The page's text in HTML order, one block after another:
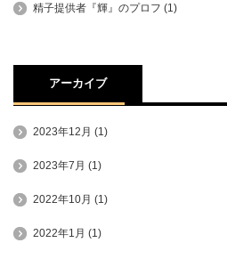
精子提供者『輝』のプロフ (1)
アーカイブ
2023年12月 (1)
2023年7月 (1)
2022年10月 (1)
2022年1月 (1)